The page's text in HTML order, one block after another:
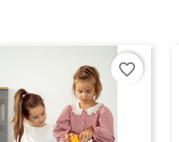
favorite_border